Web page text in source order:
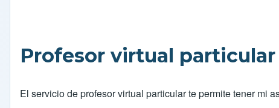
Profesor virtual particular
El servicio de profesor virtual particular te permite tener mi